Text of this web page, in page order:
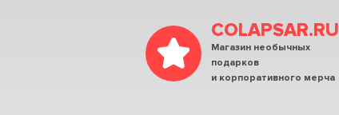
COLAPSAR.RU
Магазин необычных
подарков
и корпоративного мерча